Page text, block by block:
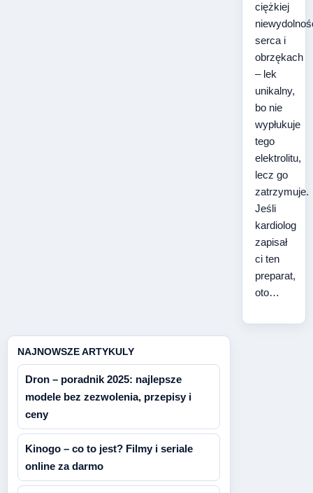
ciężkiej
serca i
obrzękach
– lek
unikalny,
bo nie
wypłukuje
tego
elektrolitu,
lecz go
zatrzymuje.
Jeśli
kardiolog
zapisał
ci ten
preparat,
oto…
NAJNOWSZE ARTYKULY
Dron – poradnik 2025: najlepsze
modele bez zezwolenia, przepisy i
ceny
Kinogo – co to jest? Filmy i seriale
online za darmo